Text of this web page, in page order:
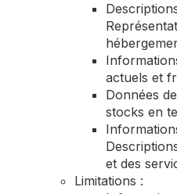
actuels et
Données
stocks en
et des
Limitations :